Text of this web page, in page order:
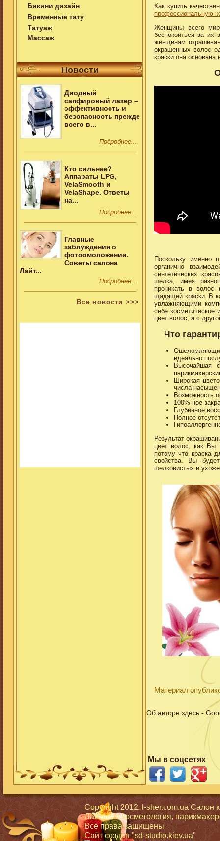
Бикини дизайн
Временные тату
Татуаж
Массаж
Новости
Диодный
сапфировый лазер –
эффективность и
безопасность прежде
всего в...
Подробнее...
Кто сильнее?
Аппараты LPG,
VelaSmooth и
VelaShape. Ответы
на...
Подробнее...
Главные
заблуждения о
фотоомоложении.
Советы салона
Лайт...
Подробнее...
Все новости >>>
Как купить
профессиональную
Женщины всего
беспокоиться за их
женщинам
окрашенных волос
краски она основана
Поскольку именно
органично
синтетических
шелка, имея
проникать в волос
щадящей краски. В
увлажняющими
себе
цвет волос, а с
Что
идеально
Высочайшая
Широкая
числа
Возможность
100%-ное
Глубинное
Полное
Результат
цвет волос, как Вы
потому что краска
свойства. Вы
шелковистых и
Материал
Об авторе здесь -
Мы в соцсетях
Copyright 2012. l-sher.com.ua Салон
Лазерная косметология,
Все права защищены.
Сайт создан "sd-studio.kiev.ua"